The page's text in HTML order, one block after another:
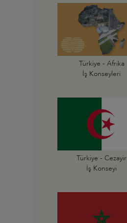
Türkiye - Afrika
İş Konseyleri
Türkiye - Cezayir
İş Konseyi